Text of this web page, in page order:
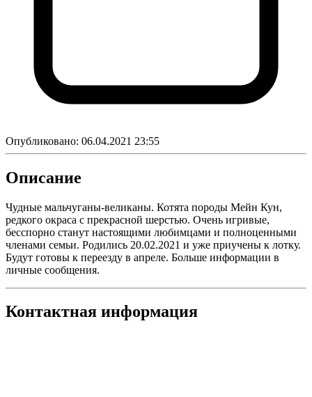
Опубликовано: 06.04.2021 23:55
Описание
Чудные мальчуганы-великаны. Котята породы Мейн Кун,
редкого окраса с прекрасной шерстью. Очень игривые,
бесспорно станут настоящими любимцами и полноценными
членами семьи. Родились 20.02.2021 и уже приучены к лотку.
Будут готовы к переезду в апреле. Больше информации в
личные сообщения.
Контактная информация